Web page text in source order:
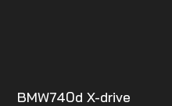
BMW740d X-drive